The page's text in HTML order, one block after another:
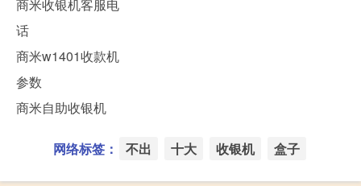
商米收银机客服电
话
商米w1401收款机
参数
商米自助收银机
网络标签： 不出 十大 收银机 盒子